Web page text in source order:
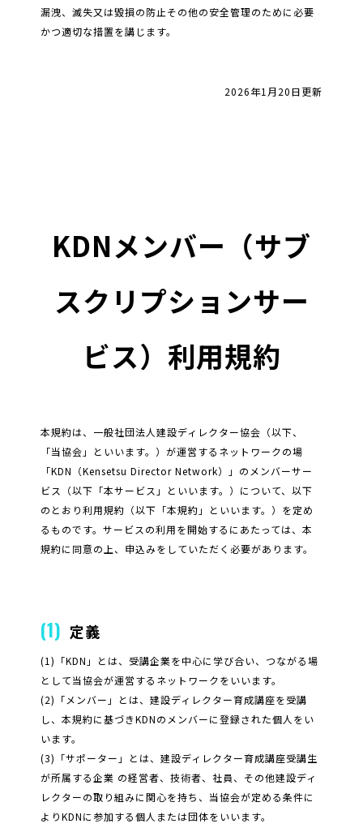
漏洩、滅失又は毀損の防止その他の安全管理のために必要
かつ適切な措置を講じます。
2026年1月20日更新
KDNメンバー（サブ
スクリプションサー
ビス）利用規約
本規約は、一般社団法人建設ディレクター協会（以下、
「当協会」といいます。）が運営するネットワークの場
「KDN（Kensetsu Director Network）」のメンバーサー
ビス（以下「本サービス」といいます。）について、以下
のとおり利用規約（以下「本規約」といいます。）を定め
るものです。サービスの利用を開始するにあたっては、本
規約に同意の上、申込みをしていただく必要があります。
(1) 定義
(1)「KDN」とは、受講企業を中心に学び合い、つながる場
として当協会が運営するネットワークをいいます。
(2)「メンバー」とは、建設ディレクター育成講座を受講
し、本規約に基づきKDNのメンバーに登録された個人をい
います。
(3)「サポーター」とは、建設ディレクター育成講座受講生
が所属する企業 の経営者、技術者、社員、その他建設ディ
レクターの取り組みに関心を持ち、当協会が定める条件に
よりKDNに参加する個人または団体をいいます。